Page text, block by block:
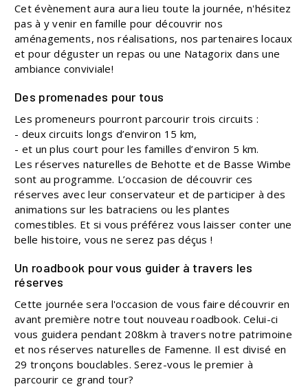
Cet évènement aura aura lieu toute la journée, n'hésitez
pas à y venir en famille pour découvrir nos
aménagements, nos réalisations, nos partenaires locaux
et pour déguster un repas ou une Natagorix dans une
ambiance conviviale!
Des promenades pour tous
Les promeneurs pourront parcourir trois circuits :
- deux circuits longs d’environ 15 km,
- et un plus court pour les familles d’environ 5 km.
Les réserves naturelles de Behotte et de Basse Wimbe
sont au programme. L’occasion de découvrir ces
réserves avec leur conservateur et de participer à des
animations sur les batraciens ou les plantes
comestibles. Et si vous préférez vous laisser conter une
belle histoire, vous ne serez pas déçus !
Un roadbook pour vous guider à travers les
réserves
Cette journée sera l'occasion de vous faire découvrir en
avant première notre tout nouveau roadbook. Celui-ci
vous guidera pendant 208km à travers notre patrimoine
et nos réserves naturelles de Famenne. Il est divisé en
29 tronçons bouclables. Serez-vous le premier à
parcourir ce grand tour?